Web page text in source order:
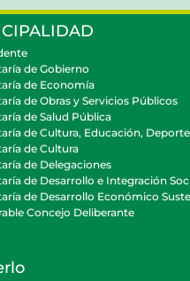
de Gobierno
de Economía
de Obras y Servicios Públicos
de Salud Pública
de Cultura, Educación,
de Cultura
de Delegaciones
de Desarrollo e Integración
de Desarrollo Económico
Concejo Deliberante